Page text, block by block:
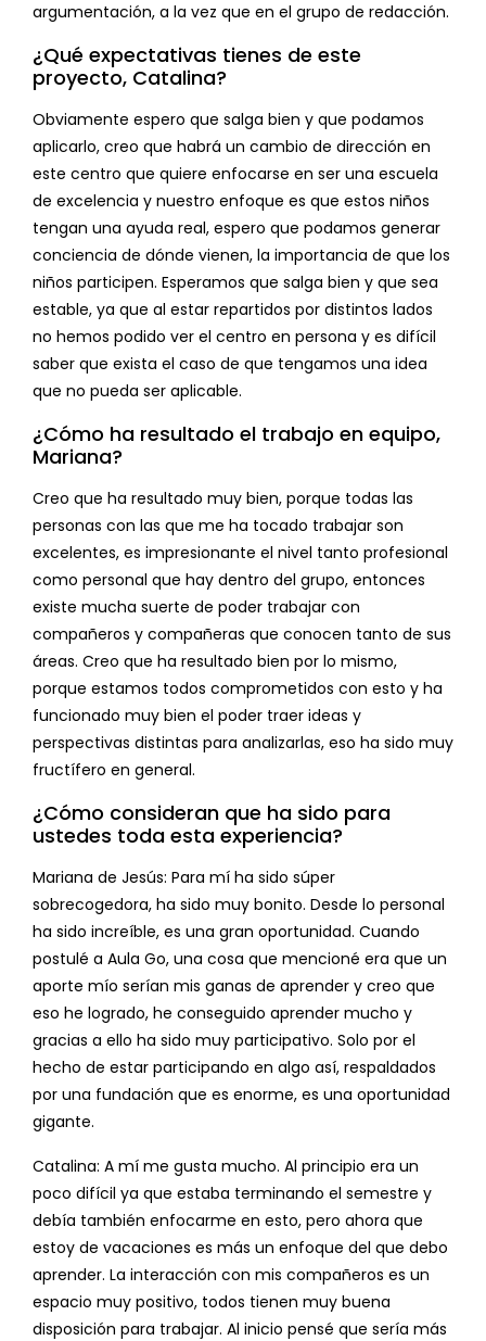
argumentación, a la vez que en el grupo de redacción.
¿Qué expectativas tienes de este
proyecto, Catalina?
Obviamente espero que salga bien y que podamos
aplicarlo, creo que habrá un cambio de dirección en
este centro que quiere enfocarse en ser una escuela
de excelencia y nuestro enfoque es que estos niños
tengan una ayuda real, espero que podamos generar
conciencia de dónde vienen, la importancia de que los
niños participen. Esperamos que salga bien y que sea
estable, ya que al estar repartidos por distintos lados
no hemos podido ver el centro en persona y es difícil
saber que exista el caso de que tengamos una idea
que no pueda ser aplicable.
¿Cómo ha resultado el trabajo en equipo,
Mariana?
Creo que ha resultado muy bien, porque todas las
personas con las que me ha tocado trabajar son
excelentes, es impresionante el nivel tanto profesional
como personal que hay dentro del grupo, entonces
existe mucha suerte de poder trabajar con
compañeros y compañeras que conocen tanto de sus
áreas. Creo que ha resultado bien por lo mismo,
porque estamos todos comprometidos con esto y ha
funcionado muy bien el poder traer ideas y
perspectivas distintas para analizarlas, eso ha sido muy
fructífero en general.
¿Cómo consideran que ha sido para
ustedes toda esta experiencia?
Mariana de Jesús: Para mí ha sido súper
sobrecogedora, ha sido muy bonito. Desde lo personal
ha sido increíble, es una gran oportunidad. Cuando
postulé a Aula Go, una cosa que mencioné era que un
aporte mío serían mis ganas de aprender y creo que
eso he logrado, he conseguido aprender mucho y
gracias a ello ha sido muy participativo. Solo por el
hecho de estar participando en algo así, respaldados
por una fundación que es enorme, es una oportunidad
gigante.
Catalina: A mí me gusta mucho. Al principio era un
poco difícil ya que estaba terminando el semestre y
debía también enfocarme en esto, pero ahora que
estoy de vacaciones es más un enfoque del que debo
aprender. La interacción con mis compañeros es un
espacio muy positivo, todos tienen muy buena
disposición para trabajar. Al inicio pensé que sería más